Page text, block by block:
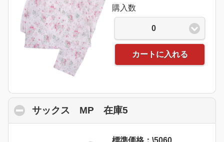
購入数
0
カートに入れる
サックス MP 在庫5